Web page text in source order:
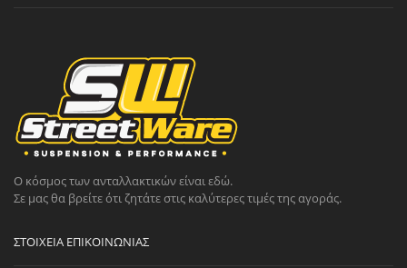
Ο κόσμος των ανταλλακτικών είναι εδώ.
Σε μας θα βρείτε ότι ζητάτε στις καλύτερες τιμές της αγοράς.
ΣΤΟΙΧΕΊΑ ΕΠΙΚΟΙΝΩΝΊΑΣ